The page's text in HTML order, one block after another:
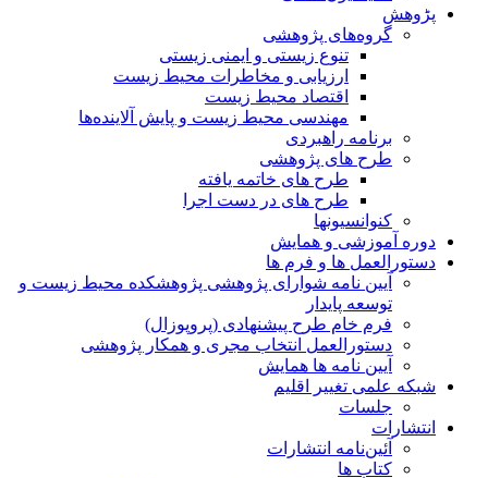
پڑوهش
گروه‌های پژوهشی
تنوع زیستی و ایمنی زیستی
ارزیابی و مخاطرات محیط زیست
اقتصاد محیط زیست
مهندسی محیط زیست و پایش آلاینده‌ها
برنامه راهبردی
طرح های پژوهشی
طرح های خاتمه یافته
طرح های در دست اجرا
کنوانسیونها
دوره آموزشی و همایش
دستورالعمل ها و فرم ها
آیین نامه شوارای پژوهشی پژوهشکده محیط زیست و
توسعه پایدار
فرم خام طرح پیشنهادی (پروپوزال)
دستورالعمل انتخاب مجری و همکار پژوهشی
آیین نامه ها همایش
شبکه علمی تغییر اقلیم
جلسات
انتشارات
آئین‌نامه انتشارات
کتاب ها